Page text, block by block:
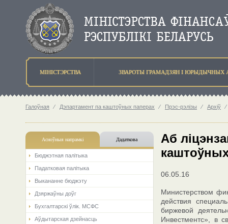
МIНIСТЭРСТВА ЗВАРОТЫ ГРАМАДЗЯН I ЮРЫДЫЧНЫХ
Галоўная ⁄ Дэпартамент па каштоўных паперах ⁄ Прэс-рэлізы ⁄ Архіў ⁄
Асноўныя напрамкi Дадаткова
Бюджэтная палiтыка
Падатковая палітыка
Выкананне бюджэту
Дзяржаўны доўг
Бухгалтарскі ўлік. МСФС
Аўдытарская дзейнасць
Аб
06.05.16
Министерством
действия
биржевой
Инвестментс», в